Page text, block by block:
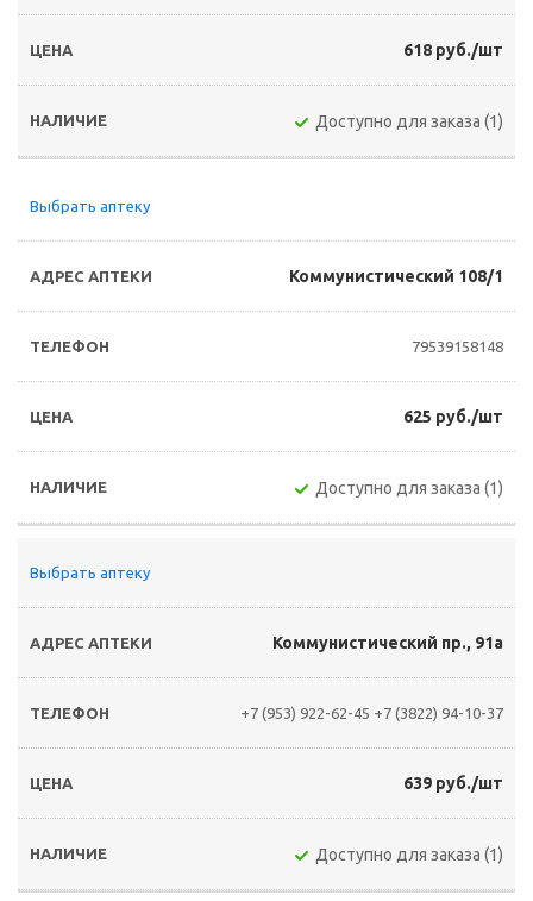
618 руб./шт
Доступно для заказа (1)
Выбрать аптеку
Коммунистический 108/1
79539158148
625 руб./шт
Доступно для заказа (1)
Выбрать аптеку
Коммунистический пр., 91а
+7 (953) 922-62-45 +7 (3822) 94-10-37
639 руб./шт
Доступно для заказа (1)